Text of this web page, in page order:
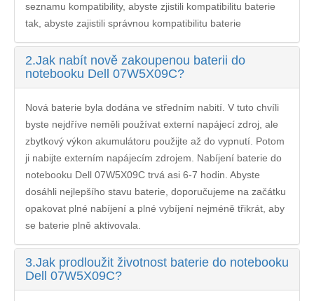
seznamu kompatibility, abyste zjistili kompatibilitu baterie
tak, abyste zajistili správnou kompatibilitu baterie
2.Jak nabít nově zakoupenou baterii do
notebooku Dell 07W5X09C?
Nová baterie byla dodána ve středním nabití. V tuto chvíli
byste nejdříve neměli používat externí napájecí zdroj, ale
zbytkový výkon akumulátoru použijte až do vypnutí. Potom
ji nabijte externím napájecím zdrojem. Nabíjení baterie do
notebooku Dell 07W5X09C trvá asi 6-7 hodin. Abyste
dosáhli nejlepšího stavu baterie, doporučujeme na začátku
opakovat plné nabíjení a plné vybíjení nejméně třikrát, aby
se baterie plně aktivovala.
3.Jak prodloužit životnost baterie do notebooku
Dell 07W5X09C?